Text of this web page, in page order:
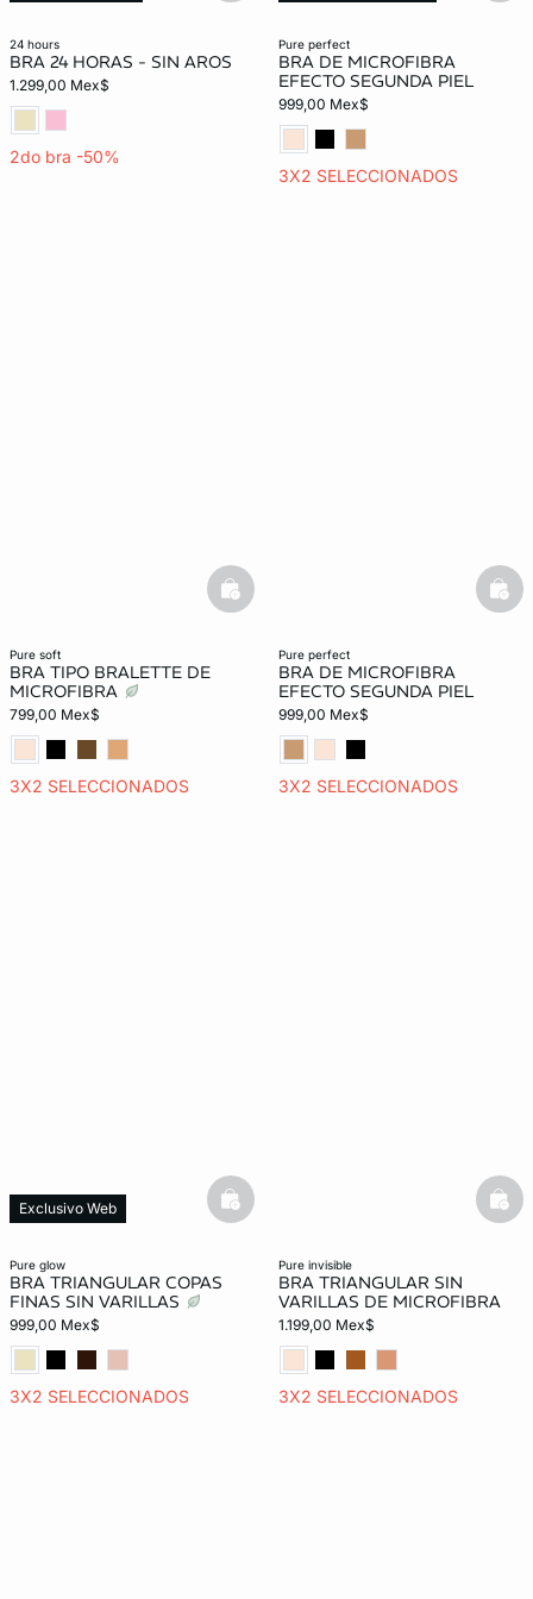
24 hours
BRA 24 HORAS - SIN AROS
1.299,00 Mex$
2do bra -50%
pure perfect
BRA DE MICROFIBRA
EFECTO SEGUNDA PIEL
999,00 Mex$
3X2 SELECCIONADOS
pure soft
BRA TIPO BRALETTE DE
MICROFIBRA
799,00 Mex$
3X2 SELECCIONADOS
basketfull
pure perfect
BRA DE MICROFIBRA
EFECTO SEGUNDA PIEL
999,00 Mex$
3X2 SELECCIONADOS
pure glow
BRA TRIANGULAR COPAS
FINAS SIN VARILLAS
999,00 Mex$
3X2 SELECCIONADOS
Exclusivo Web basketfull
pure invisible
BRA TRIANGULAR SIN
VARILLAS DE MICROFIBRA
1.199,00 Mex$
3X2 SELECCIONADOS